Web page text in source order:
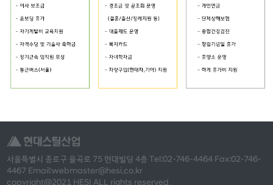
서울특별시 종로구 율곡로 75 현대빌딩 4층 Tel:02-746-4464 Fax:02-746-
4467 Email:webmaster@hesi.co.kr
copyright@2021 HESI ALL rights reserved.